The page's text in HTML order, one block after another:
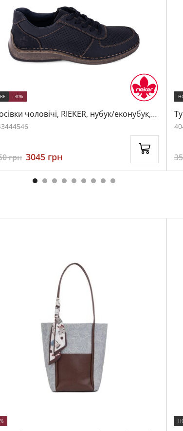
чоловічі, RIEKER, нубук/еконубук,
синій, 1051472
-30%
444546
грн 3045 грн
40